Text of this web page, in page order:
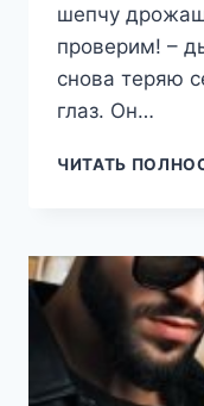
шепчу
проверим! –
снова теряю
глаз. Он…
ЧИТАТЬ